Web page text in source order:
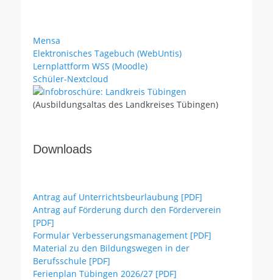
Mensa
Elektronisches Tagebuch (WebUntis)
Lernplattform WSS (Moodle)
Schüler-Nextcloud
(Ausbildungsaltas des Landkreises Tübingen)
Downloads
Antrag auf Unterrichtsbeurlaubung [PDF]
Antrag auf Förderung durch den Förderverein
[PDF]
Formular Verbesserungsmanagement [PDF]
Material zu den Bildungswegen in der
Berufsschule [PDF]
Ferienplan Tübingen 2026/27 [PDF]